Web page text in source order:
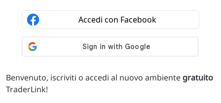
Benvenuto, iscriviti o accedi al nuovo ambiente gratuito
TraderLink!